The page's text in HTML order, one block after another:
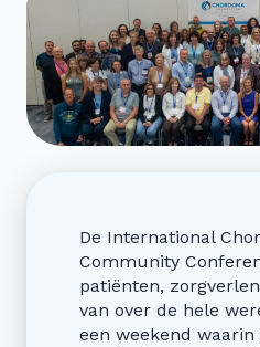
De International
Community
patiënten,
van over de hele
een weekend